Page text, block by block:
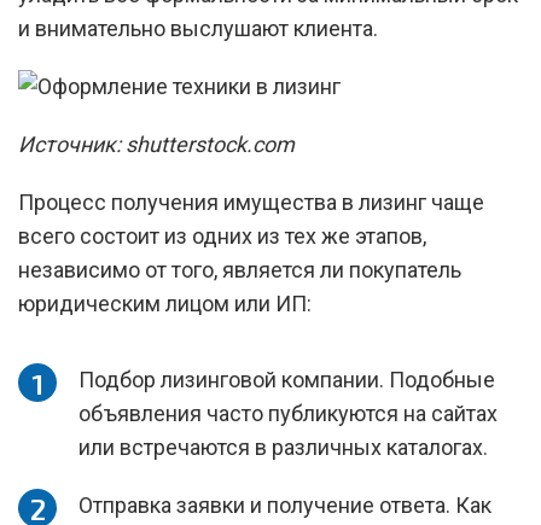
и внимательно выслушают клиента.
Источник: shutterstock.com
Процесс получения имущества в лизинг чаще
всего состоит из одних из тех же этапов,
независимо от того, является ли покупатель
юридическим лицом или ИП:
Подбор лизинговой компании. Подобные
объявления часто публикуются на сайтах
или встречаются в различных каталогах.
Отправка заявки и получение ответа. Как